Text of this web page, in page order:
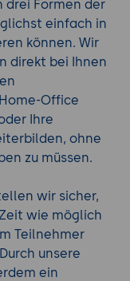
drei Formen der
einfach in
können. Wir
direkt bei Ihnen
Office
Ihre
ohne
zu müssen.
wir sicher,
wie möglich
Teilnehmer
unsere
ein